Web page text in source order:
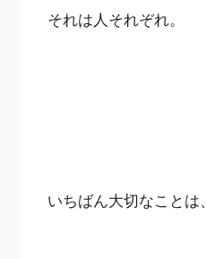
それは人それぞれ。
いちばん大切なことは、